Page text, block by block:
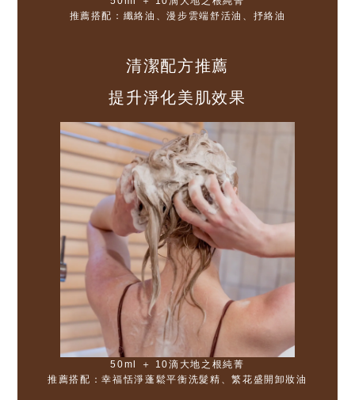
推薦搭配：纖絡油、漫步雲端舒活油、抒絡油
清潔配方推薦
提升淨化美肌效果
50ml ＋ 10滴大地之根純菁
推薦搭配：幸福恬淨蓬鬆平衡洗髮精、繁花盛開卸妝油